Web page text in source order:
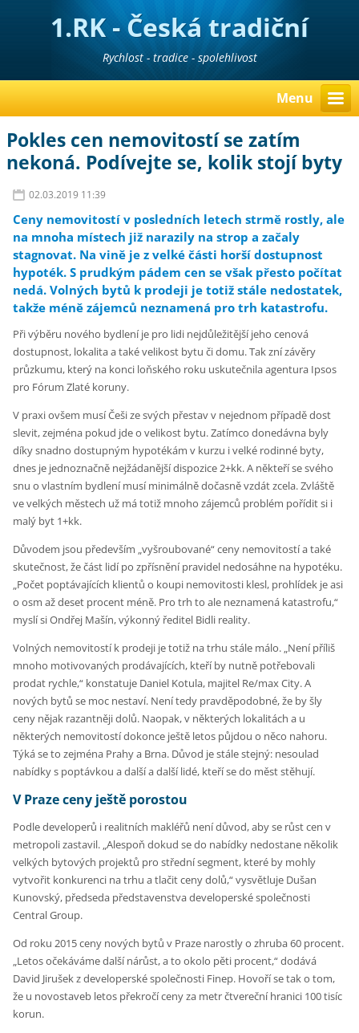
1.RK - Česká tradiční
realitní kancelář
Rychlost - tradice - spolehlivost
Menu
Pokles cen nemovitostí se zatím
nekoná. Podívejte se, kolik stojí byty
02.03.2019 11:39
Ceny nemovitostí v posledních letech strmě rostly, ale
na mnoha místech již narazily na strop a začaly
stagnovat. Na vině je z velké části horší dostupnost
hypoték. S prudkým pádem cen se však přesto počítat
nedá. Volných bytů k prodeji je totiž stále nedostatek,
takže méně zájemců neznamená pro trh katastrofu.
Při výběru nového bydlení je pro lidi nejdůležitější jeho cenová
dostupnost, lokalita a také velikost bytu či domu. Tak zní závěry
průzkumu, který na konci loňského roku uskutečnila agentura Ipsos
pro Fórum Zlaté koruny.
V praxi ovšem musí Češi ze svých přestav v nejednom případě dost
slevit, zejména pokud jde o velikost bytu. Zatímco donedávna byly
díky snadno dostupným hypotékám v kurzu i velké rodinné byty,
dnes je jednoznačně nejžádanější dispozice 2+kk. A někteří se svého
snu o vlastním bydlení musí minimálně dočasně vzdát zcela. Zvláště
ve velkých městech už má totiž mnoho zájemců problém pořídit si i
malý byt 1+kk.
Důvodem jsou především „vyšroubované“ ceny nemovitostí a také
skutečnost, že část lidí po zpřísnění pravidel nedosáhne na hypotéku.
„Počet poptávajících klientů o koupi nemovitosti klesl, prohlídek je asi
o osm až deset procent méně. Pro trh to ale neznamená katastrofu,“
myslí si Ondřej Mašín, výkonný ředitel Bidli reality.
Volných nemovitostí k prodeji je totiž na trhu stále málo. „Není příliš
mnoho motivovaných prodávajících, kteří by nutně potřebovali
prodat rychle,“ konstatuje Daniel Kotula, majitel Re/max City. A
nových bytů se moc nestaví. Není tedy pravděpodobné, že by šly
ceny nějak razantněji dolů. Naopak, v některých lokalitách a u
některých nemovitostí dokonce ještě letos půjdou o něco nahoru.
Týká se to zejména Prahy a Brna. Důvod je stále stejný: nesoulad
nabídky s poptávkou a další a další lidé, kteří se do měst stěhují.
V Praze ceny ještě porostou
Podle developerů i realitních makléřů není důvod, aby se růst cen v
metropoli zastavil. „Alespoň dokud se do nabídky nedostane několik
velkých bytových projektů pro střední segment, které by mohly
vytvořit konkurenci na trhu a tlačit ceny dolů,“ vysvětluje Dušan
Kunovský, předseda představenstva developerské společnosti
Central Group.
Od roku 2015 ceny nových bytů v Praze narostly o zhruba 60 procent.
„Letos očekáváme další nárůst, a to okolo pěti procent,“ dodává
David Jirušek z developerské společnosti Finep. Hovoří se tak o tom,
že u novostaveb letos překročí ceny za metr čtvereční hranici 100 tisíc
korun.